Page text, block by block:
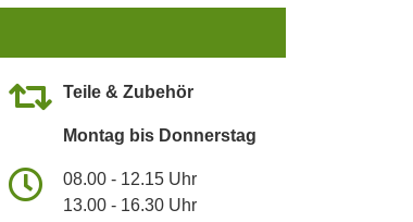
Teile & Zubehör
Montag bis Donnerstag
08.00 - 12.15 Uhr
13.00 - 16.30 Uhr